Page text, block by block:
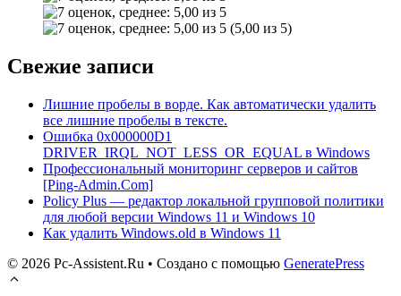
(5,00 из 5)
Свежие записи
Лишние пробелы в ворде. Как автоматически удалить
все лишние пробелы в тексте.
Ошибка 0x000000D1
DRIVER_IRQL_NOT_LESS_OR_EQUAL в Windows
Профессиональный мониторинг серверов и сайтов
[Ping-Admin.Com]
Policy Plus — редактор локальной групповой политики
для любой версии Windows 11 и Windows 10
Как удалить Windows.old в Windows 11
© 2026 Pc-Assistent.Ru • Создано с помощью GeneratePress